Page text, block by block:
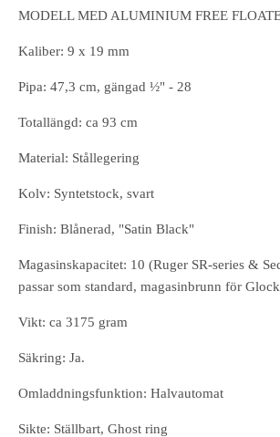
MODELL MED ALUMINIUM FREE
Kaliber: 9 x 19 mm
Pipa: 47,3 cm, gängad ½" - 28
Totallängd: ca 93 cm
Material: Stållegering
Kolv: Syntetstock, svart
Finish: Blånerad, "Satin Black"
Magasinskapacitet: 10 (Ruger SR-series &
passar som standard, magasinbrunn för
Vikt: ca 3175 gram
Säkring: Ja.
Omladdningsfunktion: Halvautomat
Sikte: Ställbart, Ghost ring